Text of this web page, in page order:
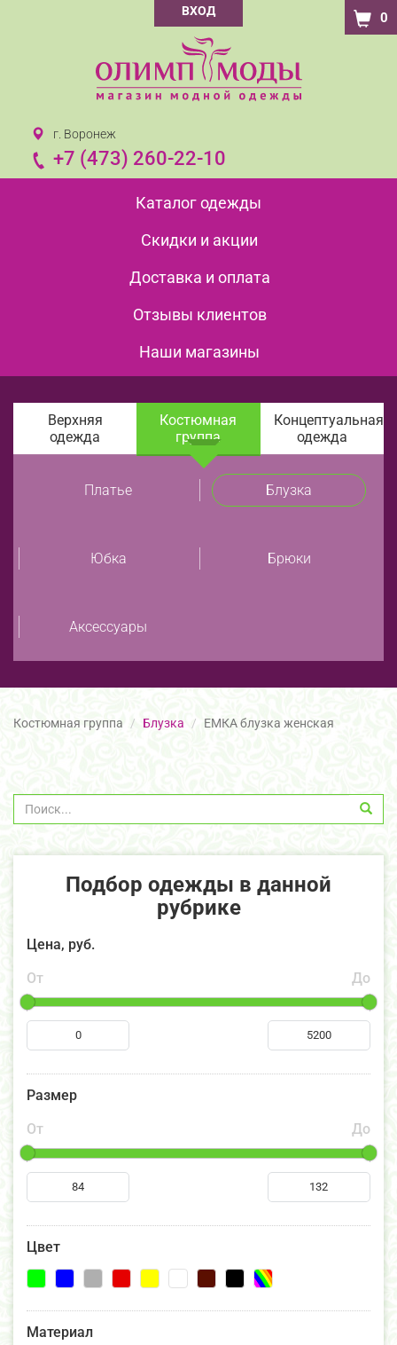
ВХОД 0
г. Воронеж
+7 (473) 260-22-10
Каталог одежды
Скидки и акции
Доставка и оплата
Отзывы клиентов
Наши магазины
Верхняя
одежда
Костюмная
группа
Концептуальная
одежда
Платье Блузка
Юбка Брюки
Аксессуары
Костюмная группа Блузка ЕМКА блузка женская
Подбор одежды в данной
рубрике
Цена, руб.
От
До
Размер
От
До
Цвет
Материал